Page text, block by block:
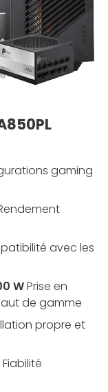
gaming
avec les
WPrise en
de gamme
propre et
Fiabilité